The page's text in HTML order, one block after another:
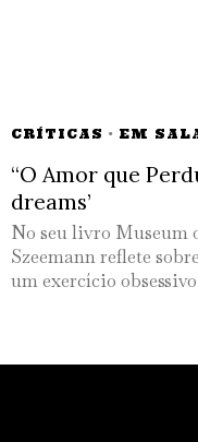
CRÍTICAS · EM
“O Amor que
dreams’
No seu livro Museum
Szeemann reflete
um exercício